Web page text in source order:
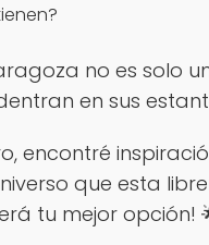
no es solo
en sus
encontré
que esta
tu mejor opción!